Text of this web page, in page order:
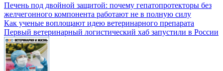
Печень под двойной защитой: почему гепатопротекторы без
желчегонного компонента работают не в полную силу
Как ученые воплощают идею ветеринарного препарата
Первый ветеринарный логистический хаб запустили в России